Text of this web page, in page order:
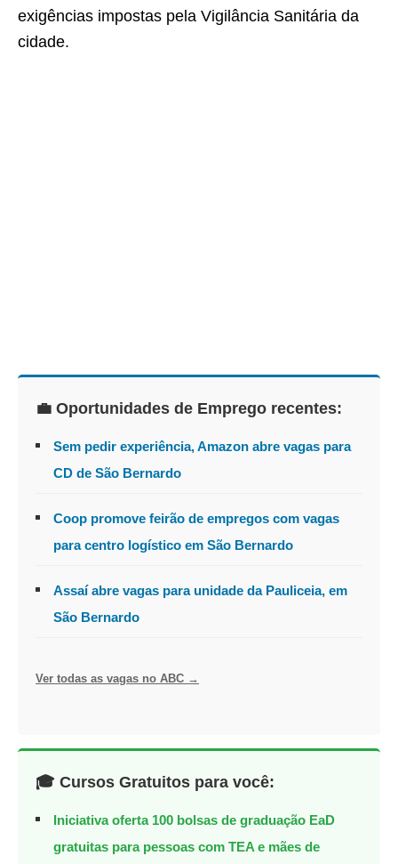
exigências impostas pela Vigilância Sanitária da
cidade.
💼 Oportunidades de Emprego recentes:
Sem pedir experiência, Amazon abre vagas para
CD de São Bernardo
Coop promove feirão de empregos com vagas
para centro logístico em São Bernardo
Assaí abre vagas para unidade da Pauliceia, em
São Bernardo
Ver todas as vagas no ABC →
🎓 Cursos Gratuitos para você:
Iniciativa oferta 100 bolsas de graduação EaD
gratuitas para pessoas com TEA e mães de